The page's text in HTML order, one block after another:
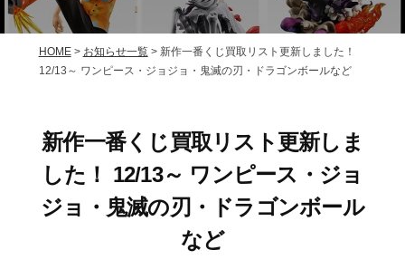
HOME> お知らせ一覧> 新作一番くじ買取リスト更新しました！
12/13～ ワンピース・ジョジョ・鬼滅の刃・ドラゴンボールなど
新作一番くじ買取リスト更新しま
した！ 12/13～ ワンピース・ジョ
ジョ・鬼滅の刃・ドラゴンボール
など